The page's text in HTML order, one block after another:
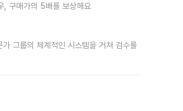
, 구매가의 5배를 보상해요
그룹의 체계적인 시스템을 거쳐 검수를